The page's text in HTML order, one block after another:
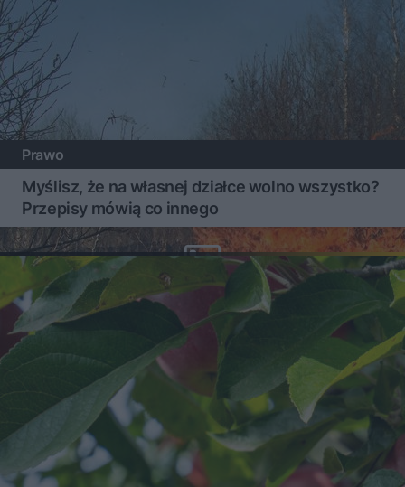
Prawo
Myślisz, że na własnej działce wolno wszystko?
Przepisy mówią co innego